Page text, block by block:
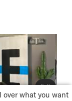
👋
what you want